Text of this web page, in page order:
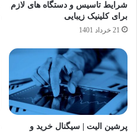
شرایط تاسیس و دستگاه های لازم
برای کلینیک زیبایی
21 خرداد 1401
پرشین الیت | سیگنال خرید و